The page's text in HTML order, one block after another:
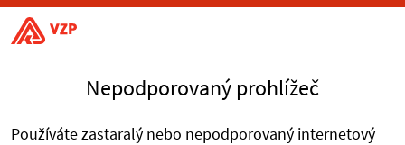
Nepodporovaný prohlížeč
Používáte zastaralý nebo nepodporovaný internetový